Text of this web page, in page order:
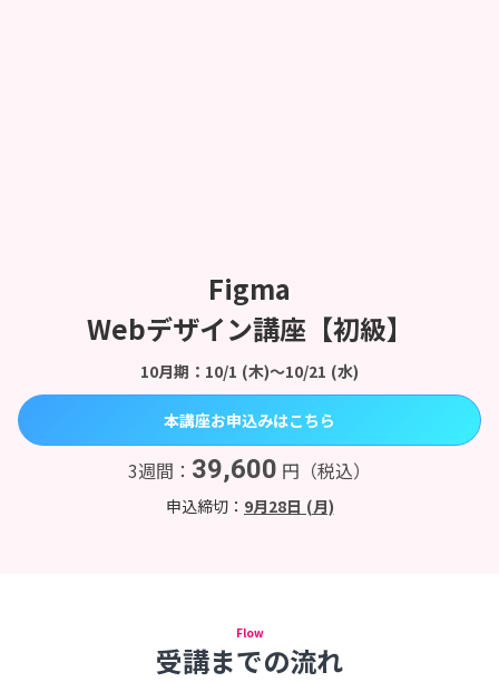
Figma
Webデザイン講座【初級】
10月期：10/1 (木)〜10/21 (水)
本講座お申込みはこちら
3週間： 39,600 円（税込）
申込締切： 9月28日 (月)
Flow
受講までの流れ